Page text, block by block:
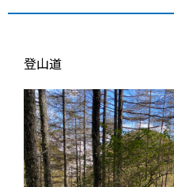
登山道